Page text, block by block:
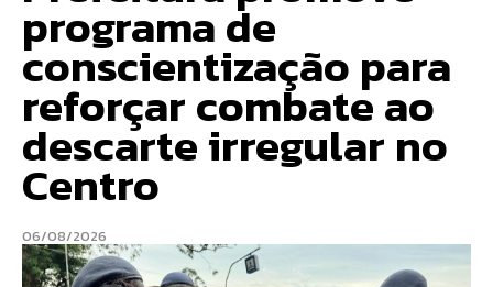
programa de
conscientização para
reforçar combate ao
descarte irregular no
Centro
06/08/2026